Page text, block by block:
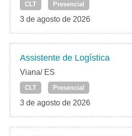
CLT Presencial
3 de agosto de 2026
Assistente de Logística
Viana/ ES
CLT Presencial
3 de agosto de 2026